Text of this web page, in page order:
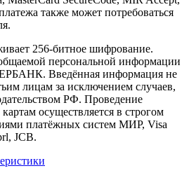
также может потребоваться
256-битное шифрование.
персональной информации
Введённая информация не
лицам за исключением случаев,
РФ. Проведение
осуществляется в строгом
платёжных систем МИР, Visa
JCB.